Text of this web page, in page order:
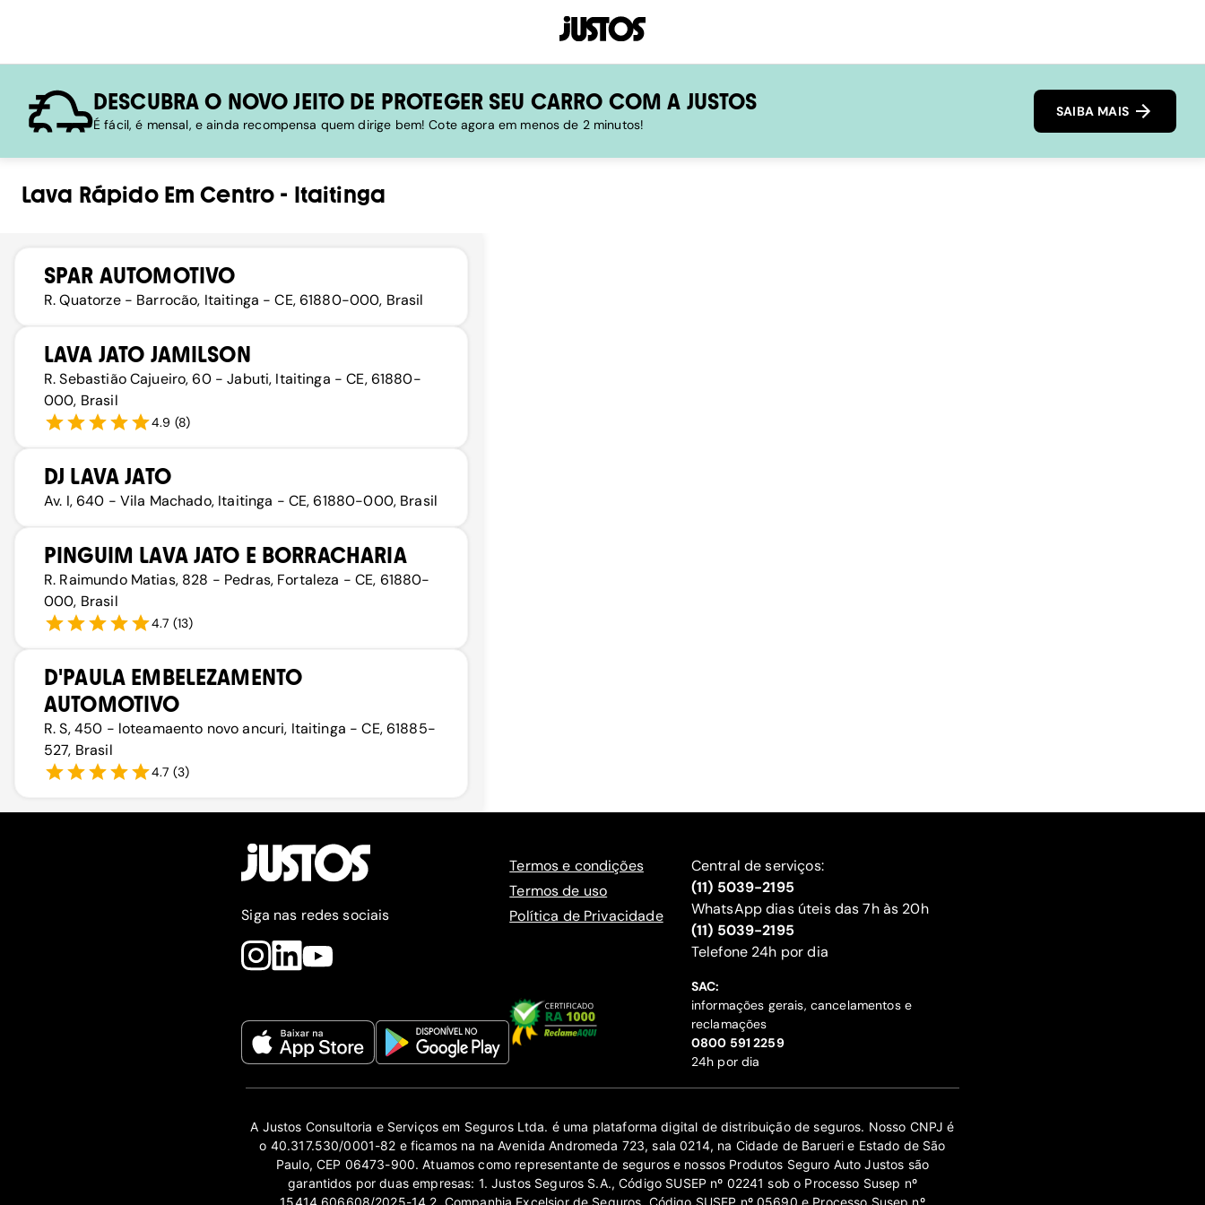
DESCUBRA O NOVO JEITO DE PROTEGER SEU CARRO COM A JUSTOS
É fácil, é mensal, e ainda recompensa quem dirige bem! Cote agora em menos de 2 minutos!
SAIBA MAIS
Lava RápidoEmCentro - Itaitinga
SPAR AUTOMOTIVO
R. Quatorze - Barrocão, Itaitinga - CE, 61880-000, Brasil
LAVA JATO JAMILSON
R. Sebastião Cajueiro, 60 - Jabuti, Itaitinga - CE, 61880-
000, Brasil
4.9 (8)
DJ LAVA JATO
Av. I, 640 - Vila Machado, Itaitinga - CE, 61880-000, Brasil
PINGUIM LAVA JATO E BORRACHARIA
R. Raimundo Matias, 828 - Pedras, Fortaleza - CE, 61880-
000, Brasil
4.7 (13)
D'PAULA EMBELEZAMENTO
AUTOMOTIVO
R. S, 450 - loteamaento novo ancuri, Itaitinga - CE, 61885-
527, Brasil
4.7 (3)
Siga nas redes sociais
Termos e condições
Termos de uso
Política de Privacidade
Central de serviços:
(11) 5039-2195
WhatsApp dias úteis das 7h às 20h
(11) 5039-2195
‍Telefone 24h por dia
SAC:
informações gerais, cancelamentos e
reclamações
‍0800 591 2259
24h por dia
A Justos Consultoria e Serviços em Seguros Ltda. é uma plataforma digital de distribuição de seguros. Nosso CNPJ é
o 40.317.530/0001-82 e ficamos na na Avenida Andromeda 723, sala 0214, na Cidade de Barueri e Estado de São
Paulo, CEP 06473-900. Atuamos como representante de seguros e nossos Produtos Seguro Auto Justos são
garantidos por duas empresas: 1. Justos Seguros S.A., Código SUSEP nº 02241 sob o Processo Susep nº
15414.606608/2025-14 2. Companhia Excelsior de Seguros, Código SUSEP nº 05690 e Processo Susep nº